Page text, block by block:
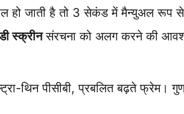
हो जाती है तो 3 सेकंड में मैन्युअल रूप
स्क्रीन संरचना को अलग करने की
पीसीबी, प्रबलित बढ़ते फ्रेम।